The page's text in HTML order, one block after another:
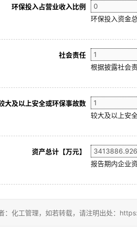
环保投入占营业收入比例
环保投入资金
社会责任
根据披露社会
大及以上安全或环保事故数
较大及以上安
资产总计【万元】
报告期内企业
：化工管理，如若转载，请注明出处：